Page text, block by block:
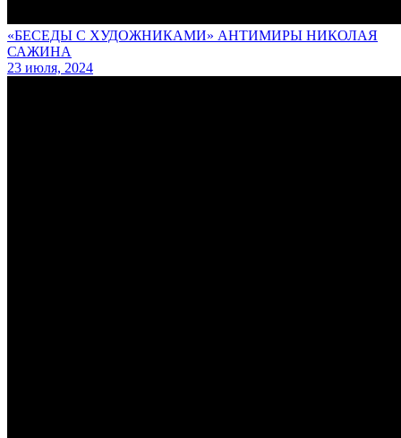
«БЕСЕДЫ С ХУДОЖНИКАМИ» АНТИМИРЫ НИКОЛАЯ
САЖИНА
23 июля, 2024